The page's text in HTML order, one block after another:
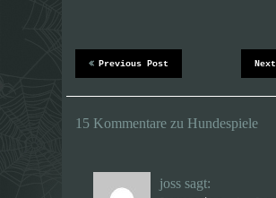
i
n
u
F
t
r
u
m
F
e
r
Previous Post
15 Kommentare zu Hundespiele
joss sagt: